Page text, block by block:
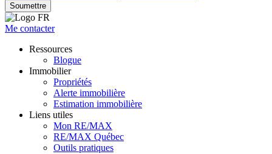
Soumettre
Me contacter
Ressources
Blogue
Immobilier
Propriétés
Alerte immobilière
Estimation immobilière
Liens utiles
Mon RE/MAX
RE/MAX Québec
Outils pratiques